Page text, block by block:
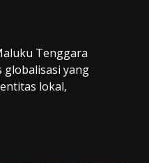
Tenggara
globalisasi yang
lokal,